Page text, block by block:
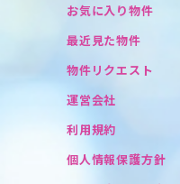
お気に入り物件
最近見た物件
物件リクエスト
運営会社
利用規約
個人情報保護方針